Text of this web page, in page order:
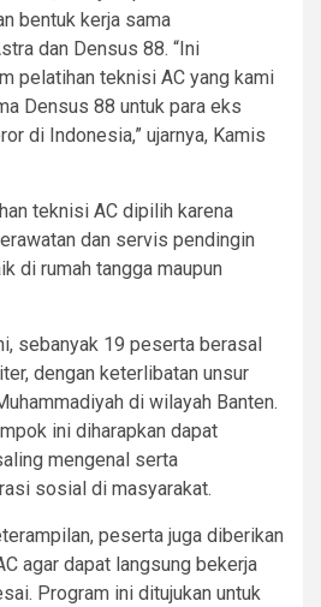
bentuk kerja sama
dan Densus 88. “Ini
pelatihan teknisi AC yang kami
Densus 88 untuk para eks
di Indonesia,” ujarnya, Kamis
teknisi AC dipilih karena
dan servis pendingin
di rumah tangga maupun
sebanyak 19 peserta berasal
dengan keterlibatan unsur
di wilayah Banten.
ini diharapkan dapat
mengenal serta
sosial di masyarakat.
peserta juga diberikan
agar dapat langsung bekerja
Program ini ditujukan untuk